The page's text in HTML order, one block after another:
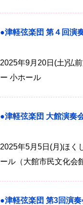
●津軽弦楽団 第４回演
2025年9月20日(土)弘
ー 小ホール
●津軽弦楽団 大館演奏
2025年5月5日(月)ほく
ール（大館市民文化会
●津軽弦楽団 第3回演